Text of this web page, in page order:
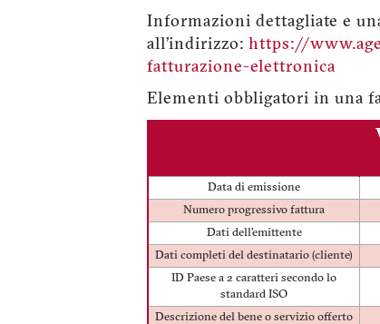
Informazioni dettagliate e
all’indirizzo: https://
fatturazione-elettronica
Elementi obbligatori in una
Data di emissione
Numero progressivo fattura
Dati dell’emittente
Dati completi del destinatario (cliente)
ID Paese a 2 caratteri secondo lo
standard ISO
Descrizione del bene o servizio offerto